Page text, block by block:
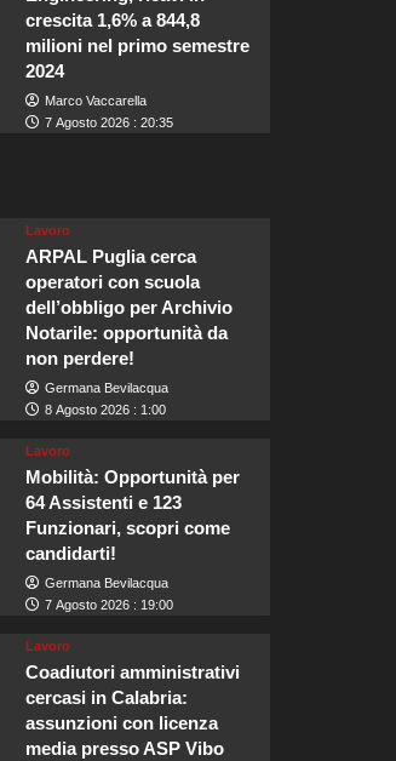
crescita 1,6% a 844,8
milioni nel primo semestre
2024
Marco Vaccarella
7 Agosto 2026 : 20:35
Lavoro
ARPAL Puglia cerca
operatori con scuola
dell’obbligo per Archivio
Notarile: opportunità da
non perdere!
Germana Bevilacqua
8 Agosto 2026 : 1:00
Lavoro
Mobilità: Opportunità per
64 Assistenti e 123
Funzionari, scopri come
candidarti!
Germana Bevilacqua
7 Agosto 2026 : 19:00
Lavoro
Coadiutori amministrativi
cercasi in Calabria:
assunzioni con licenza
media presso ASP Vibo